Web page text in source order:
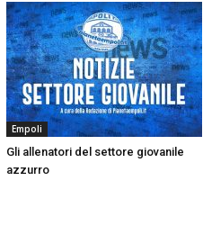
Empoli
Gli allenatori del settore giovanile
azzurro